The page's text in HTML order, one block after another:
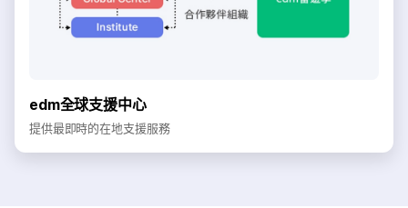
edm全球支援中心
提供最即時的在地支援服務